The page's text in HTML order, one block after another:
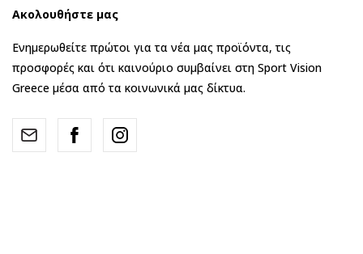
Ακολουθήστε μας
Ενημερωθείτε πρώτοι για τα νέα μας προϊόντα, τις
προσφορές και ότι καινούριο συμβαίνει στη Sport Vision
Greece μέσα από τα κοινωνικά μας δίκτυα.